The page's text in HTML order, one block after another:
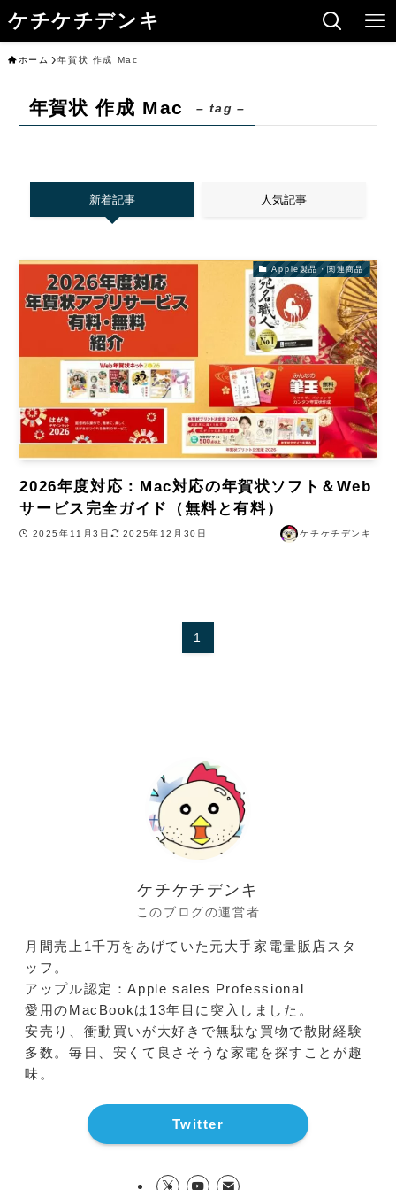
ケチケチデンキ
ホーム 年賀状 作成 Mac
年賀状 作成 Mac – tag –
新着記事 人気記事
Apple製品・関連商品
2026年度対応：Mac対応の年賀状ソフト＆Web
サービス完全ガイド（無料と有料）
2025年11月3日 2025年12月30日 ケチケチデンキ
1
ケチケチデンキ
このブログの運営者
月間売上1千万をあげていた元大手家電量販店スタ
ッフ。
アップル認定：Apple sales Professional
愛用のMacBookは13年目に突入しました。
安売り、衝動買いが大好きで無駄な買物で散財経験
多数。毎日、安くて良さそうな家電を探すことが趣
味。
Twitter